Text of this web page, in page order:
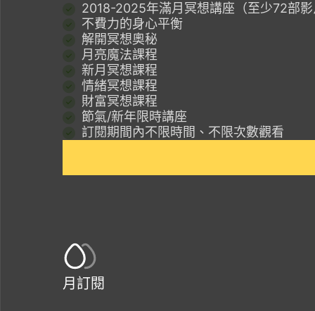
2018-2025年滿月冥想講座（至少72部
不費力的身心平衡
解開冥想奧秘
月亮魔法課程
新月冥想課程
情緒冥想課程
財富冥想課程
節氣/新年限時講座
訂閱期間內不限時間、不限次數觀看
月訂閱